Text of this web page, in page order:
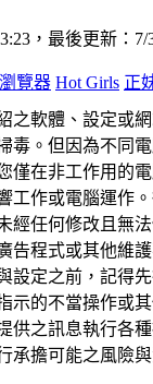
，最後更新：7/
覽器 Hot Girls 正
之軟體、設定或
毒。但因為不同
僅在非工作用的
工作或電腦運作
經任何修改且無
告程式或其他維
設定之前，記得
示的不當操作或
供之訊息執行各
承擔可能之風險與